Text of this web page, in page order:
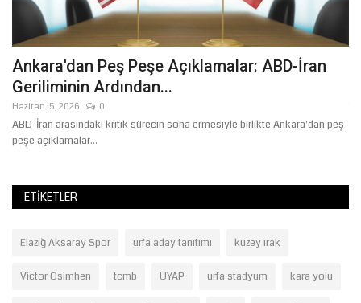
Ankara'dan Peş Peşe Açıklamalar: ABD-İran
Geriliminin Ardından...
Haziran 15, 2026 0
ABD-İran arasındaki kritik sürecin sona ermesiyle birlikte Ankara'dan peş
peşe açıklamalar...
ETIKETLER
Elazığ Aksaray Spor urfa aday tanıtımı kuzey ırak
Victor Osimhen tcmb UYAP urfa stadyum kara yolu